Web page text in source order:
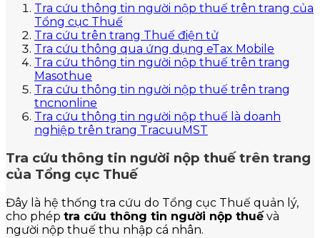
Tra cứu thông tin người nộp thuế trên trang của
Tổng cục Thuế
Tra cứu trên trang Thuế điện tử
Tra cứu thông qua ứng dụng eTax Mobile
Tra cứu thông tin người nộp thuế trên trang
Masothue
Tra cứu thông tin người nộp thuế trên trang
tncnonline
Tra cứu thông tin người nộp thuế là doanh
nghiệp trên trang TracuuMST
Tra cứu thông tin người nộp thuế trên trang
của Tổng cục Thuế
Đây là hệ thống tra cứu do Tổng cục Thuế quản lý,
cho phép tra cứu thông tin người nộp thuếvà
người nộp thuế thu nhập cá nhân.